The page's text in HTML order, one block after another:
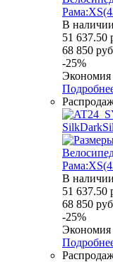
В наличии
51 637.50
68 850
-25%
Экономия
В наличии
51 637.50
68 850
-25%
Экономия